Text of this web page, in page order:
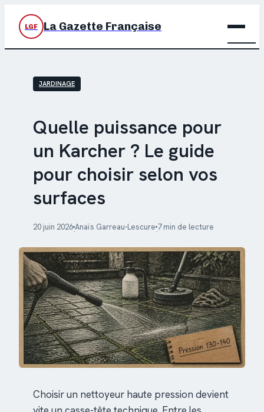
LGF La Gazette Française
JARDINAGE
Quelle puissance pour
un Karcher ? Le guide
pour choisir selon vos
surfaces
20 juin 2026·Anaïs Garreau-Lescure·7 min de lecture
Choisir un nettoyeur haute pression devient